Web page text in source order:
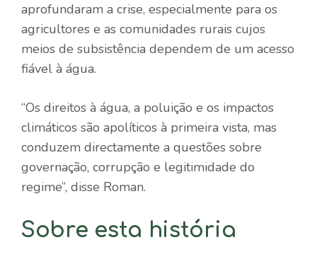
aprofundaram a crise, especialmente para os
agricultores e as comunidades rurais cujos
meios de subsistência dependem de um acesso
fiável à água.
“Os direitos à água, a poluição e os impactos
climáticos são apolíticos à primeira vista, mas
conduzem directamente a questões sobre
governação, corrupção e legitimidade do
regime”, disse Roman.
Sobre esta história